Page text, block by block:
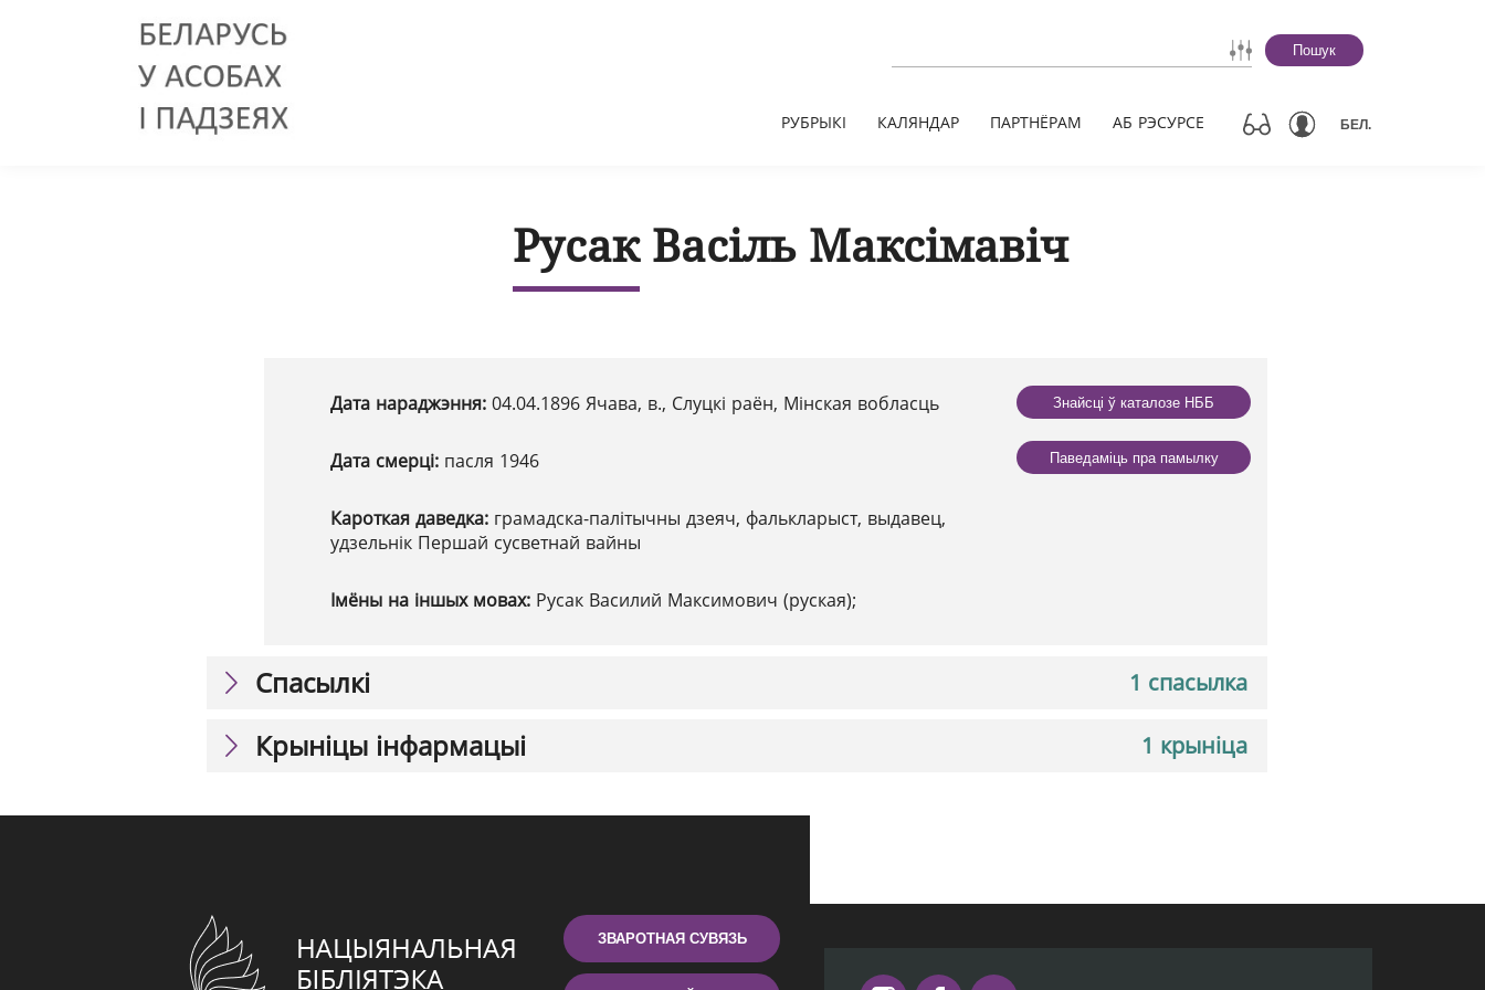
Пошук
РУБРЫКІ КАЛЯНДАР ПАРТНЁРАМ АБ РЭСУРСЕ БЕЛ.
Русак Васіль Максімавіч
Дата нараджэння: 04.04.1896 Ячава, в., Слуцкі раён, Мінская вобласць
Дата смерці: пасля 1946
Кароткая даведка: грамадска-палітычны дзеяч, фалькларыст, выдавец,
удзельнік Першай сусветнай вайны
Імёны на іншых мовах: Русак Василий Максимович (руская);
Знайсці ў каталозе НББ
Паведаміць пра памылку
1 спасылка
Спасылкі
1 крыніца
Крыніцы інфармацыі
ЗВАРОТНАЯ СУВЯЗЬ